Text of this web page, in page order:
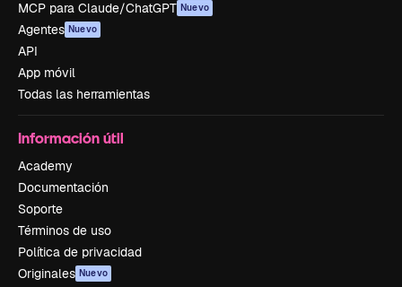
MCP para Claude/ChatGPT Nuevo
Agentes Nuevo
API
App móvil
Todas las herramientas
Información útil
Academy
Documentación
Soporte
Términos de uso
Política de privacidad
Originales Nuevo